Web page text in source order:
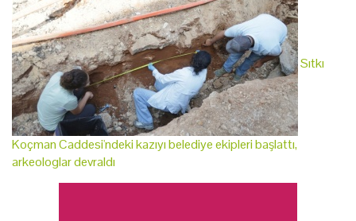
Sıtkı
Koçman Caddesi'ndeki kazıyı belediye ekipleri başlattı,
arkeologlar devraldı